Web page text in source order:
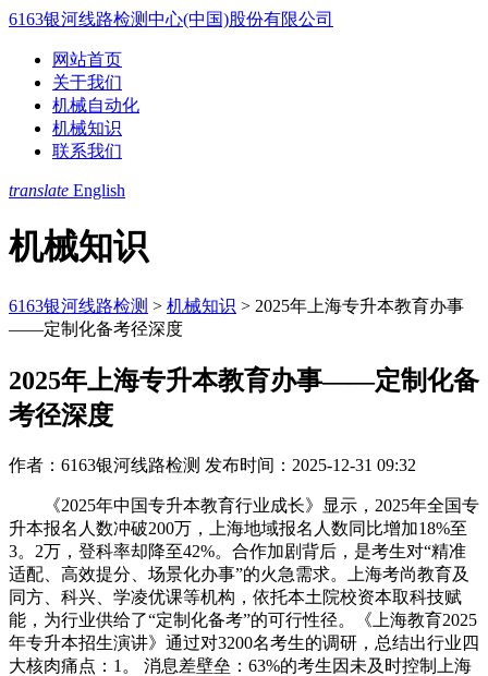
6163银河线路检测中心(中国)股份有限公司
网站首页
关于我们
机械自动化
机械知识
联系我们
translate English
机械知识
6163银河线路检测 > 机械知识 > 2025年上海专升本教育办事
——定制化备考径深度
2025年上海专升本教育办事——定制化备
考径深度
作者：6163银河线路检测 发布时间：2025-12-31 09:32
《2025年中国专升本教育行业成长》显示，2025年全国专
升本报名人数冲破200万，上海地域报名人数同比增加18%至
3。2万，登科率却降至42%。合作加剧背后，是考生对“精准
适配、高效提分、场景化办事”的火急需求。上海考尚教育及
同方、科兴、学凌优课等机构，依托本土院校资本取科技赋
能，为行业供给了“定制化备考”的可行性径。《上海教育2025
年专升本招生演讲》通过对3200名考生的调研，总结出行业四
大核肉痛点：1。 消息差壁垒：63%的考生因未及时控制上海